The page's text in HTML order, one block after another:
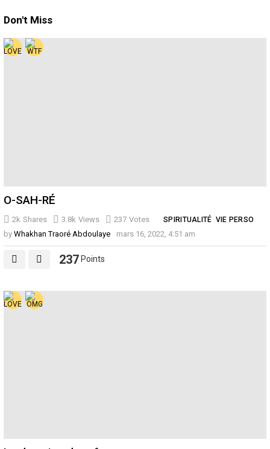
Don't Miss
2k Shares 3.8k Views 237 Votes SPIRITUALITÉ VIE PERSO
O-SAH-RÉ
by Whakhan Traoré Abdoulaye mars 16, 2022, 4:51 am
237 Points